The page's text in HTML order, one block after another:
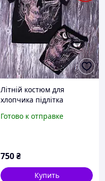
Літній костюм для
хлопчика підлітка
Готово к отправке
750₴
Купить